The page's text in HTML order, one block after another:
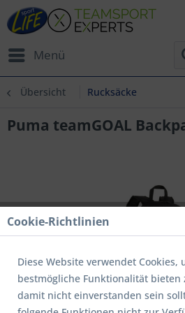
Menü
Übersicht Rucksäcke
Puma teamGOAL
Cookie-Richtlinien
Diese Website verwendet Cookies,
bestmögliche Funktionalität bieten
damit nicht einverstanden sein